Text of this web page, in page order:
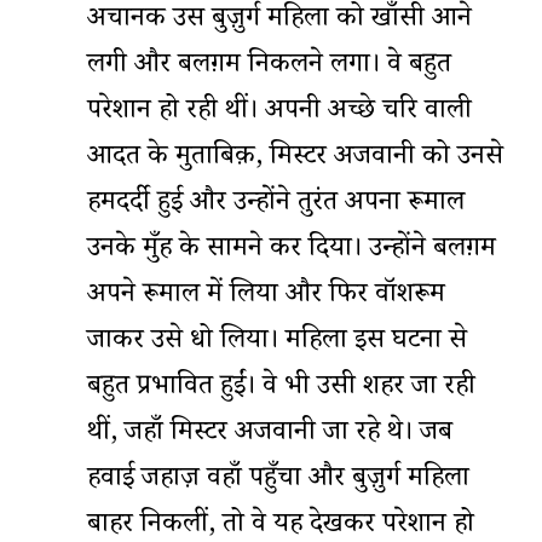
अचानक उस बुज़ुर्ग महिला को खाँसी आने
लगी और बलग़म निकलने लगा। वे बहुत
परेशान हो रही थीं। अपनी अच्छे चरित्र वाली
आदत के मुताबिक़, मिस्टर अजवानी को उनसे
हमदर्दी हुई और उन्होंने तुरंत अपना रूमाल
उनके मुँह के सामने कर दिया। उन्होंने बलग़म
अपने रूमाल में लिया और फिर वॉशरूम
जाकर उसे धो लिया। महिला इस घटना से
बहुत प्रभावित हुईं। वे भी उसी शहर जा रही
थीं, जहाँ मिस्टर अजवानी जा रहे थे। जब
हवाई जहाज़ वहाँ पहुँचा और बुज़ुर्ग महिला
बाहर निकलीं, तो वे यह देखकर परेशान हो